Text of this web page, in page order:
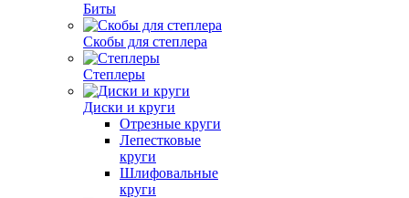
Биты
Скобы для степлера
Степлеры
Диски и круги
Отрезные круги
Лепестковые
круги
Шлифовальные
круги